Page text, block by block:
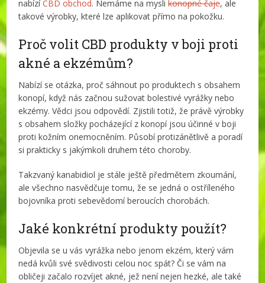
nabízíCBD obchod. Nemáme na myslikonopné čaje, ale
takové výrobky, které lze aplikovat přímo na pokožku.
Proč volit CBD produkty v boji proti
akné a ekzémům?
Nabízí se otázka, proč sáhnout po produktech s obsahem
konopí, když nás začnou sužovat bolestivé vyrážky nebo
ekzémy. Vědci jsou odpovědí. Zjistili totiž, že právě výrobky
s obsahem složky pocházející z konopí jsou účinné v boji
proti kožním onemocněním. Působí protizánětlivě a poradí
si prakticky s jakýmkoli druhem této choroby.
Takzvaný kanabidiol je stále ještě předmětem zkoumání,
ale všechno nasvědčuje tomu, že se jedná o ostříleného
bojovníka proti sebevědomí beroucích chorobách.
Jaké konkrétní produkty použít?
Objevila se u vás vyrážka nebo jenom ekzém, který vám
nedá kvůli své svědivosti celou noc spát? Či se vám na
obličeji začalo rozvíjet akné, jež není nejen hezké, ale také